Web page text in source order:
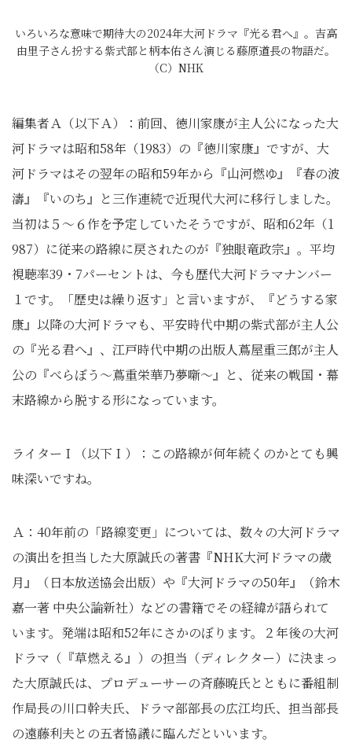
いろいろな意味で期待大の2024年大河ドラマ『光る君へ』。吉高
由里子さん扮する紫式部と柄本佑さん演じる藤原道長の物語だ。
（C）NHK
編集者Ａ（以下Ａ）：前回、徳川家康が主人公になった大
河ドラマは昭和58年（1983）の『徳川家康』ですが、大
河ドラマはその翌年の昭和59年から『山河燃ゆ』『春の波
濤』『いのち』と三作連続で近現代大河に移行しました。
当初は５～６作を予定していたそうですが、昭和62年（1
987）に従来の路線に戻されたのが『独眼竜政宗』。平均
視聴率39・7パーセントは、今も歴代大河ドラマナンバー
１です。「歴史は繰り返す」と言いますが、『どうする家
康』以降の大河ドラマも、平安時代中期の紫式部が主人公
の『光る君へ』、江戸時代中期の出版人蔦屋重三郎が主人
公の『べらぼう～蔦重栄華乃夢噺～』と、従来の戦国・幕
末路線から脱する形になっています。
ライターＩ（以下Ｉ）：この路線が何年続くのかとても興
味深いですね。
Ａ：40年前の「路線変更」については、数々の大河ドラマ
の演出を担当した大原誠氏の著書『NHK大河ドラマの歳
月』（日本放送協会出版）や『大河ドラマの50年』（鈴木
嘉一著 中央公論新社）などの書籍でその経緯が語られて
います。発端は昭和52年にさかのぼります。２年後の大河
ドラマ（『草燃える』）の担当（ディレクター）に決まっ
た大原誠氏は、プロデューサーの斉藤暁氏とともに番組制
作局長の川口幹夫氏、ドラマ部部長の広江均氏、担当部長
の遠藤利夫との五者協議に臨んだといいます。